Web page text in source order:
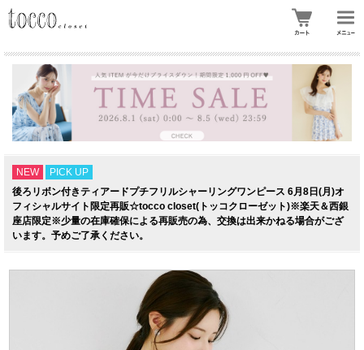
NEW
PICK UP
後ろリボン付きティアードプチフリルシャーリングワンピース 6月8日(月)オ
フィシャルサイト限定再販☆tocco closet(トッコクローゼット)※楽天＆西銀
座店限定※少量の在庫確保による再販売の為、交換は出来かねる場合がござ
います。予めご了承ください。